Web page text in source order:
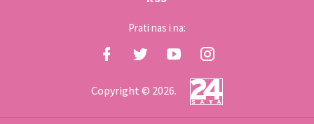
Prati nas i na:
Copyright © 2026.